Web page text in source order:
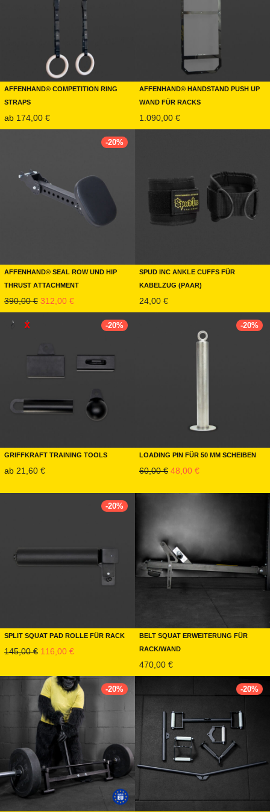
Affenhand® Competition Ring
Straps
ab 174,00 €
Affenhand® Handstand Push Up
Wand für Racks
1.090,00 €
-20%
Affenhand® Seal Row und Hip
Thrust Attachment
390,00€ Ursprünglicher Preis war: 390,00 €
312,00 €Aktueller Preis ist: 312,00 €.
Spud Inc Ankle Cuffs für
Kabelzug (Paar)
24,00 €
-20%
Griffkraft Training Tools
ab 21,60 €
-20%
Loading Pin für 50 mm Scheiben
60,00€ Ursprünglicher Preis war:
48,00 €Aktueller Preis ist:
-20%
Split Squat Pad Rolle für Rack
145,00€ Ursprünglicher Preis war: 145,00 €
116,00 €Aktueller Preis ist: 116,00 €.
Belt Squat Erweiterung für
Rack/Wand
470,00 €
-20% -20%